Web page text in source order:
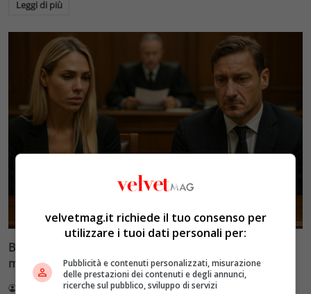
Leggi di più
Blasi vs Totti: il giudice riduce l’assegno di
mantenimento a 10.900 euro
Redazione VelvetMAG 4 Agosto 2026
velvetmag.it richiede il tuo consenso per
utilizzare i tuoi dati personali per:
Pubblicità e contenuti personalizzati, misurazione
delle prestazioni dei contenuti e degli annunci,
ricerche sul pubblico, sviluppo di servizi